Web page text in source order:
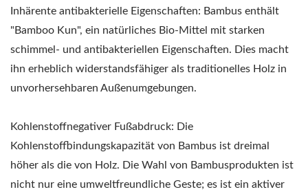
Inhärente antibakterielle Eigenschaften: Bambus enthält
"Bamboo Kun", ein natürliches Bio-Mittel mit starken
schimmel- und antibakteriellen Eigenschaften. Dies macht
ihn erheblich widerstandsfähiger als traditionelles Holz in
unvorhersehbaren Außenumgebungen.
Kohlenstoffnegativer Fußabdruck: Die
Kohlenstoffbindungskapazität von Bambus ist dreimal
höher als die von Holz. Die Wahl von Bambusprodukten ist
nicht nur eine umweltfreundliche Geste; es ist ein aktiver